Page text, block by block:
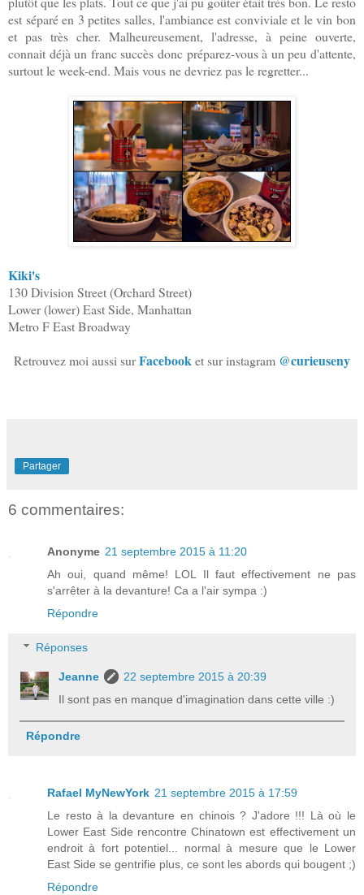
est séparé en 3 petites salles, l'ambiance est conviviale et le vin bon
et pas très cher. Malheureusement, l'adresse, à peine ouverte,
connait déjà un franc succès donc préparez-vous à un peu d'attente,
surtout le week-end. Mais vous ne devriez pas le regretter...
Kiki's
130 Division Street (Orchard Street)
Lower (lower) East Side, Manhattan
Metro F East Broadway
Retrouvez moi aussi surFacebooket sur instagram @curieuseny
Partager
6 commentaires:
Anonyme 21 septembre 2015 à 11:20
Ah oui, quand même! LOL Il faut effectivement ne pas
s'arrêter à la devanture! Ca a l'air sympa :)
Répondre
Réponses
Jeanne
22 septembre 2015 à 20:39
Il sont pas en manque d'imagination dans cette ville :)
Répondre
Rafael MyNewYork 21 septembre 2015 à 17:59
Le resto à la devanture en chinois ? J'adore !!! Là où le
Lower East Side rencontre Chinatown est effectivement un
endroit à fort potentiel... normal à mesure que le Lower
East Side se gentrifie plus, ce sont les abords qui bougent ;)
Répondre